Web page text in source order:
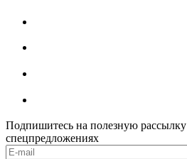
Подпишитесь на полезную
спецпредложениях